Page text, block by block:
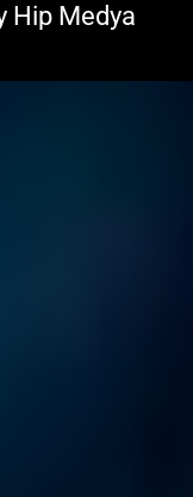
Hip Medya